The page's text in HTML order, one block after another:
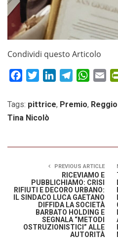
Condividi questo Articolo
FacebookTwitterLinkedInTelegram
Tags: pittrice, Premio,
Tina Nicolò
PREVIOUS ARTICLE
RICEVIAMO E
PUBBLICHIAMO: CRISI
RIFIUTI E DECORO URBANO:
IL SINDACO LUCA GAETANO
DIFFIDA LA SOCIETÀ
BARBATO HOLDING E
SEGNALA “METODI
OSTRUZIONISTICI” ALLE
AUTORITÀ